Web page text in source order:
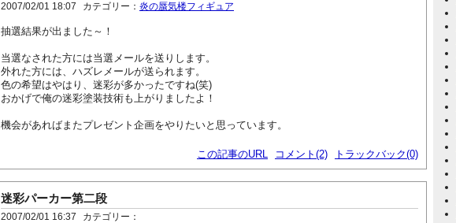
2007/02/01 18:07 カテゴリー： 炎の蜃気楼フィギュア
抽選結果が出ました～！
当選なされた方には当選メールを送りします。
外れた方には、ハズレメールが送られます。
色の希望はやはり、迷彩が多かったですね(笑)
おかげで俺の迷彩塗装技術も上がりましたよ！
機会があればまたプレゼント企画をやりたいと思っています。
この記事のURL コメント(2) トラックバック(0)
迷彩パーカー第二段
2007/02/01 16:37 カテゴリー：